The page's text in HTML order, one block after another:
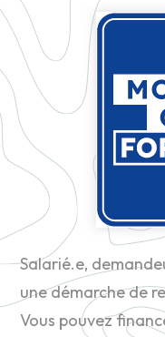
Salarié.e,
une démarche de
Vous pouvez